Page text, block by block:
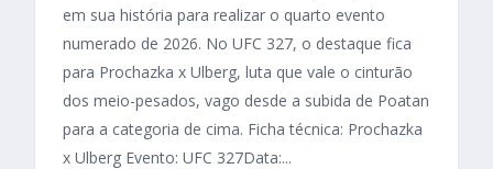
em sua história para realizar o quarto evento
numerado de 2026. No UFC 327, o destaque fica
para Prochazka x Ulberg, luta que vale o cinturão
dos meio-pesados, vago desde a subida de Poatan
para a categoria de cima. Ficha técnica: Prochazka
x Ulberg Evento: UFC 327Data:...